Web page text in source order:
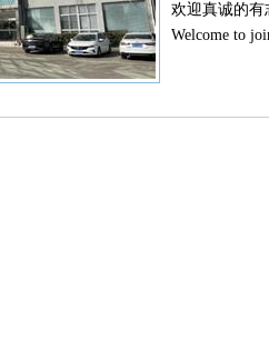
欢迎真诚的有
Welcome to